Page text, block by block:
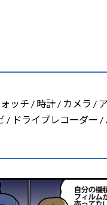
ッチ / 時計 / カメラ /
/ ドライブレコーダー /